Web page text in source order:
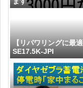
【リパワリングに最
SE17.5K-JPI